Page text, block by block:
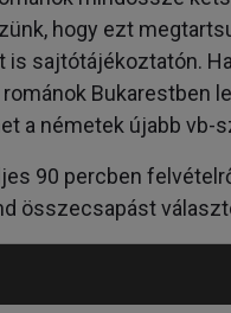
hogy ezt
is sajtótájékoztatón.
Bukarestben
a németek újabb vb-
90 percben
összecsapást